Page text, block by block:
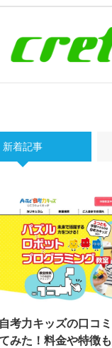
新着記事
自考力キッズの口コ
みた！料金や特徴